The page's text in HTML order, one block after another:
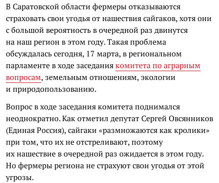
В Саратовской области фермеры отказываются
страховать свои угодья от нашествия сайгаков, хотя они
с большой вероятность в очередной раз двинутся
на наш регион в этом году. Такая проблема
обсуждалась сегодня, 17 марта, в региональном
парламенте в ходе заседаниякомитета по аграрным
вопросам, земельным отношениям, экологии
и природопользованию.
Вопрос в ходе заседания комитета поднимался
неоднократно. Как отметил депутат Сергей Овсянников
(Единая Россия), сайгаки «размножаются как кролики»
при том, что их не отстреливают, поэтому
их нашествие в очередной раз ожидается в этом году.
Но фермеры региона не страхуют свои угодья от этой
угрозы.